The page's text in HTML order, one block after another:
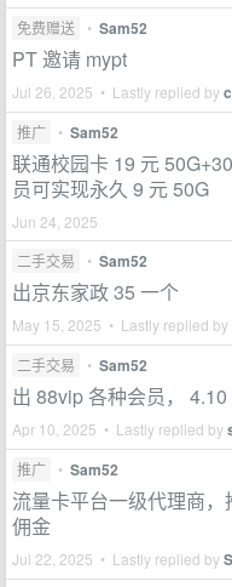
免费赠送 • Sam52
PT 邀请 mypt
Jul 26, 2025 • Lastly replied by
推广 • Sam52
联通校园卡 19 元
员可实现永久 9 元 50G
Jun 24, 2025
二手交易
• Sam52
出京东家政 35 一个
May 15, 2025 • Lastly replied by
二手交易 • Sam52
出 88vip 各种会员，
Apr 10, 2025 • Lastly replied by
推广 • Sam52
流量卡平台一级代理商
佣金
Jul 22, 2025 • Lastly replied by